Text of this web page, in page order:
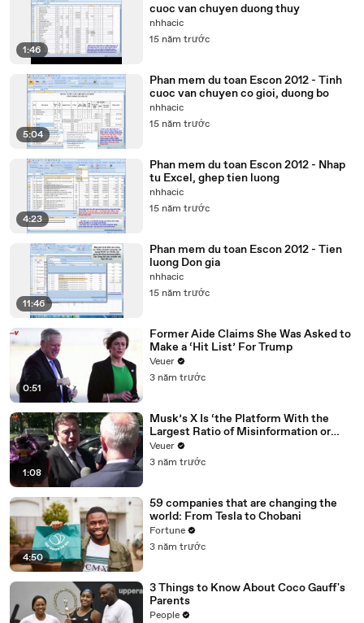
1:46
cuoc van chuyen duong thuy
nhhacic
15 năm trước
5:04
Phan mem du toan Escon 2012 - Tinh
cuoc van chuyen co gioi, duong bo
nhhacic
15 năm trước
4:23
Phan mem du toan Escon 2012 - Nhap
tu Excel, ghep tien luong
nhhacic
15 năm trước
11:46
Phan mem du toan Escon 2012 - Tien
luong Don gia
nhhacic
15 năm trước
0:51
Former Aide Claims She Was Asked to
Make a ‘Hit List’ For Trump
Veuer
3 năm trước
1:08
Musk’s X Is ‘the Platform With the
Largest Ratio of Misinformation or
Disinformation’ Amongst All Social
Media Platforms
Veuer
3 năm trước
4:50
59 companies that are changing the
world: From Tesla to Chobani
Fortune
3 năm trước
3 Things to Know About Coco Gauff's
Parents
People